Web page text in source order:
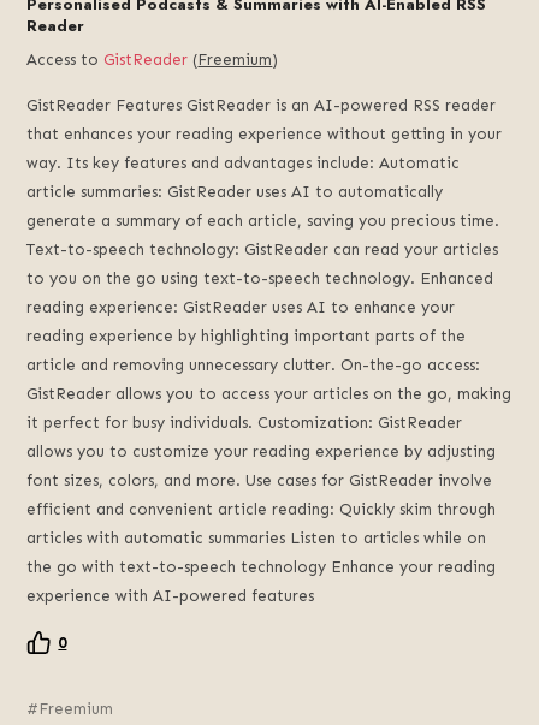
Personalised Podcasts & Summaries with AI-Enabled RSS
Reader
Access to GistReader (Freemium)
GistReader Features GistReader is an AI-powered RSS reader
that enhances your reading experience without getting in your
way. Its key features and advantages include: Automatic
article summaries: GistReader uses AI to automatically
generate a summary of each article, saving you precious time.
Text-to-speech technology: GistReader can read your articles
to you on the go using text-to-speech technology. Enhanced
reading experience: GistReader uses AI to enhance your
reading experience by highlighting important parts of the
article and removing unnecessary clutter. On-the-go access:
GistReader allows you to access your articles on the go, making
it perfect for busy individuals. Customization: GistReader
allows you to customize your reading experience by adjusting
font sizes, colors, and more. Use cases for GistReader involve
efficient and convenient article reading: Quickly skim through
articles with automatic summaries Listen to articles while on
the go with text-to-speech technology Enhance your reading
experience with AI-powered features
0
Freemium